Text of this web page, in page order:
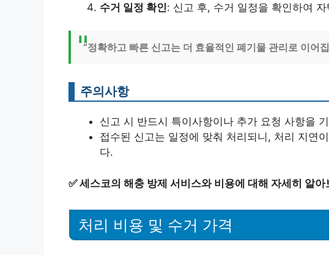
수거 일정 확인: 신고 후, 수거 일정을 확인하여
“정확하고 빠른 신고는 더 효율적인 폐기물 관리로 이어
주의사항
신고 시 반드시 특이사항이나 추가 요청 사항을
접수된 신고는 일정에 맞춰 처리되니, 처리 지연
다.
✅세스코의 해충 방제 서비스와 비용에 대해 자세히 알아
처리 비용 및 수거 가격